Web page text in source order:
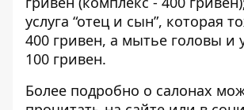
услуга “отец и сын”, которая
400 гривен, а мытье головы и
100 гривен.
Более подробно о салонах